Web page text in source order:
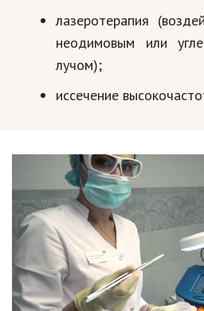
лазеротерапия
неодимовым или
лучом);
иссечение